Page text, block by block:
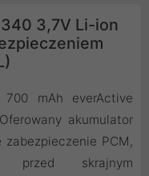
3,7V Li-ion
700 mAh everActive
akumulator
PCM,
przed skrajnym